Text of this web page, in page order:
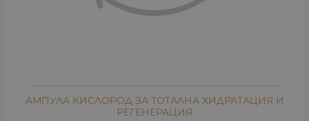
АМПУЛА КИСЛОРОД ЗА ТОТАЛНА ХИДРАТАЦИЯ И
РЕГЕНЕРАЦИЯ